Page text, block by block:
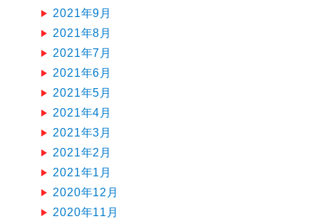
2021年9月
2021年8月
2021年7月
2021年6月
2021年5月
2021年4月
2021年3月
2021年2月
2021年1月
2020年12月
2020年11月